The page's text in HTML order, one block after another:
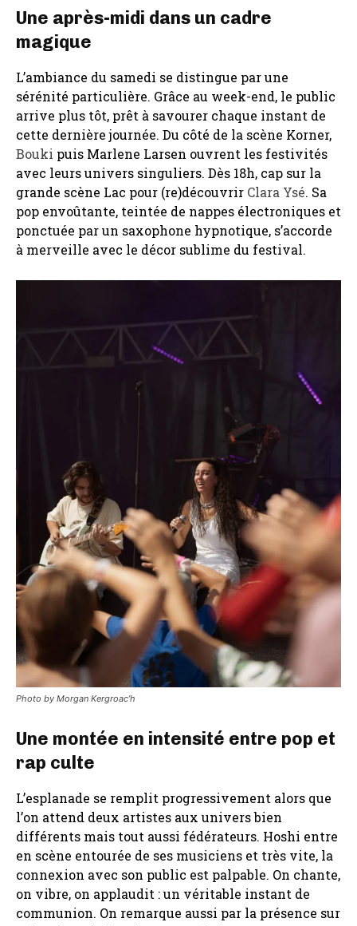
Une après-midi dans un cadre
magique
L’ambiance du samedi se distingue par une
sérénité particulière. Grâce au week-end, le public
arrive plus tôt, prêt à savourer chaque instant de
cette dernière journée. Du côté de la scène Korner,
Bouki puis Marlene Larsen ouvrent les festivités
avec leurs univers singuliers. Dès 18h, cap sur la
grande scène Lac pour (re)découvrir Clara Ysé. Sa
pop envoûtante, teintée de nappes électroniques et
ponctuée par un saxophone hypnotique, s’accorde
à merveille avec le décor sublime du festival.
Photo by Morgan Kergroac’h
Une montée en intensité entre pop et
rap culte
L’esplanade se remplit progressivement alors que
l’on attend deux artistes aux univers bien
différents mais tout aussi fédérateurs. Hoshi entre
en scène entourée de ses musiciens et très vite, la
connexion avec son public est palpable. On chante,
on vibre, on applaudit : un véritable instant de
communion. On remarque aussi par la présence sur